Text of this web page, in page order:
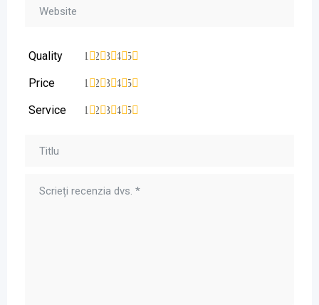
Quality 5
4
3
2
1
Price 5
4
3
2
1
Service 5
4
3
2
1